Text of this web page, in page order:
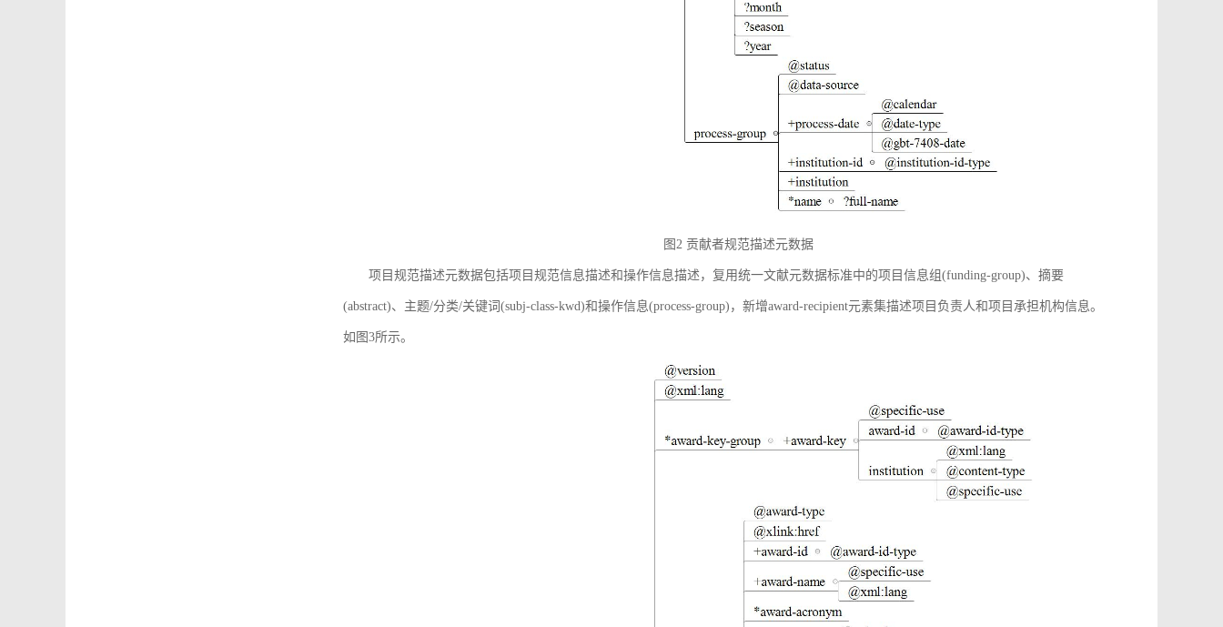
图2 贡献者规范描述元数据
项目规范描述元数据包括项目规范信息描述和操作信息描述，复用统一文献元数据标准中的项目信息组(funding-group)、摘要
(abstract)、主题/分类/关键词(subj-class-kwd)和操作信息(process-group)，新增award-recipient元素集描述项目负责人和项目承担机构信息。
如图3所示。